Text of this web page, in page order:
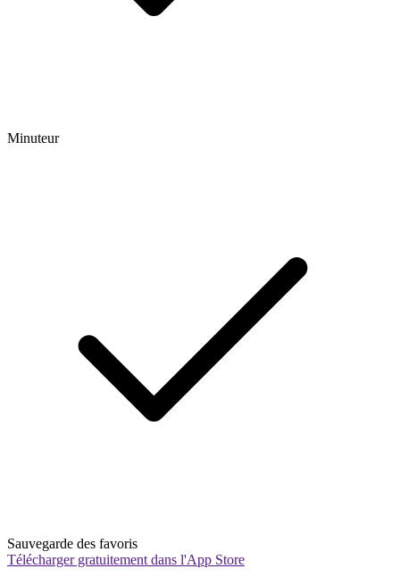
Minuteur
Sauvegarde des favoris
Télécharger gratuitement dans l'App Store